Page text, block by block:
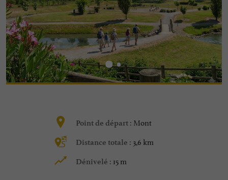
Point de départ : Mont
Distance totale : 3,6 km
Dénivelé : 15 m